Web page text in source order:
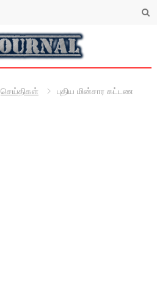
செய்திகள்
புதிய மின்சார கட்டண